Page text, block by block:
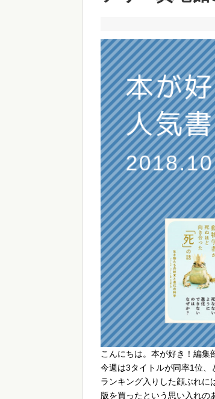
こんにちは。本が好き！編集
今週は3タイトルが同率1位、
ランキング入りした顔ぶれに
版を買ったという思い入れの